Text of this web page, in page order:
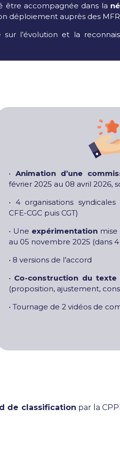
être accompagnée dans la
déploiement auprès des
l’évolution et la
•Animation d’une
février 2025 au 08 avril 2026,
• 4 organisations
CFE-CGC puis CGT)
• Une expérimentation
au 05 novembre 2025 (dans 4
• 8 versions de l’accord
• Co-construction du texte
(proposition, ajustement,
• Tournage de 2 vidéos de
de classification par la